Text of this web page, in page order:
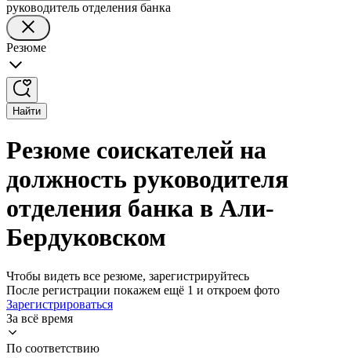
руководитель отделения банка
Резюме
Найти
Резюме соискателей на
должность руководителя
отделения банка в Али-
Бердуковском
Чтобы видеть все резюме, зарегистрируйтесь
После регистрации покажем ещё 1 и откроем фото
Зарегистрироваться
За всё время
По соответствию